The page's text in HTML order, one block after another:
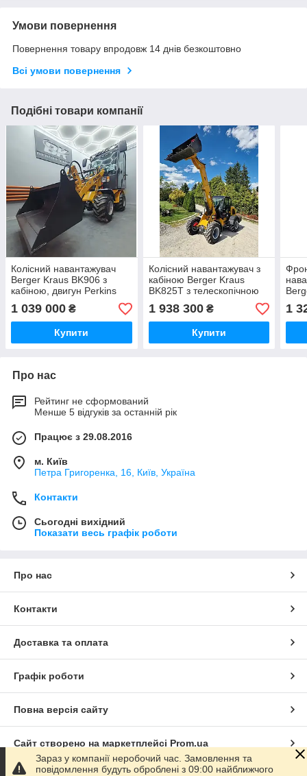
Умови повернення
Повернення товару впродовж 14 днів безкоштовно
Всі умови повернення
Подібні товари компанії
Колісний навантажувач
Berger Kraus BK906 з
кабіною, двигун Perkins
Euro 5
1 039 000 ₴
Купити
Колісний навантажувач з
кабіною Berger Kraus
BK825T з телескопічною
кабіною до 2500 кг, двигун
YUNNEI Євро 5
1 938 300₴
Купити
1
Про нас
Рейтинг не сформований
Менше 5 відгуків за останній рік
Працює з 29.08.2016
м. Київ
Петра Григоренка, 16, Київ, Україна
Контакти
Сьогодні вихідний
Показати весь графік роботи
Про нас
Контакти
Доставка та оплата
Графік роботи
Повна версія сайту
Сайт створено на маркетплейсі Prom.ua
Зараз у компанії неробочий час. Замовлення та
повідомлення будуть оброблені з 09:00 найближчого